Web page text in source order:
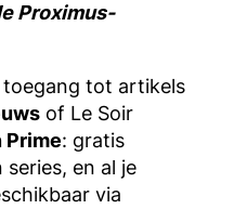
Proximus-
toegang tot artikels
of Le Soir
Prime: gratis
en al je
via